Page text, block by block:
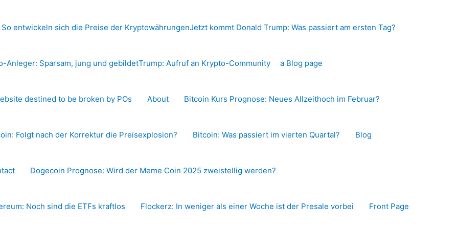
So entwickeln sich die Preise der KryptowährungenJetzt kommt Donald Trump: Was passiert am ersten Tag?
Anleger: Sparsam, jung und gebildetTrump: Aufruf an Krypto-Community a Blog page
destined to be broken by POs About Bitcoin Kurs Prognose: Neues Allzeithoch im Februar?
Folgt nach der Korrektur die Preisexplosion? Bitcoin: Was passiert im vierten Quartal? Blog
Dogecoin Prognose: Wird der Meme Coin 2025 zweistellig werden?
Noch sind die ETFs kraftlos Flockerz: In weniger als einer Woche ist der Presale vorbei Front Page